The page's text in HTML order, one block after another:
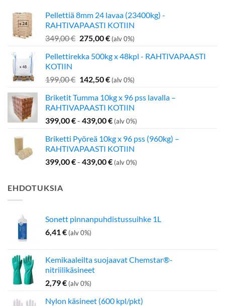
Pellettiä 8mm 24 lavaa (23400kg) -
RAHTIVAPAASTI KOTIIN
349,00€ Alkuperäinen
oli:
275,00€Nykyinen
on:
(alv 0%)
Pellettirekka 500kg x 48kpl - RAHTIVAPAASTI
KOTIIN
199,00€ Alkuperäinen
oli:
199,00 €.
142,50€Nykyinen
on:
142,50 €.
(alv 0%)
Briketit Tumma 10kg x 96 pss lavalla –
RAHTIVAPAASTI KOTIIN
399,00€- 439,00€ (alv 0%)
Briketti Pyöreä 10kg x 96 pss (960kg) –
RAHTIVAPAASTI KOTIIN
399,00€- 439,00€ (alv 0%)
EHDOTUKSIA
Sonett pinnanpuhdistussuihke 1L
6,41€ (alv 0%)
Kemikaaleilta suojaavat Chemstar®-
nitriilikäsineet
2,79€ (alv 0%)
Nylon käsineet (600 kpl/pkt)